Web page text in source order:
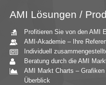
AMI Lösungen /
Profitieren Sie von den AMI
AMI-Akademie – Ihre
Individuell
Beratung durch die AMI
AMI Markt Charts –
Überblick